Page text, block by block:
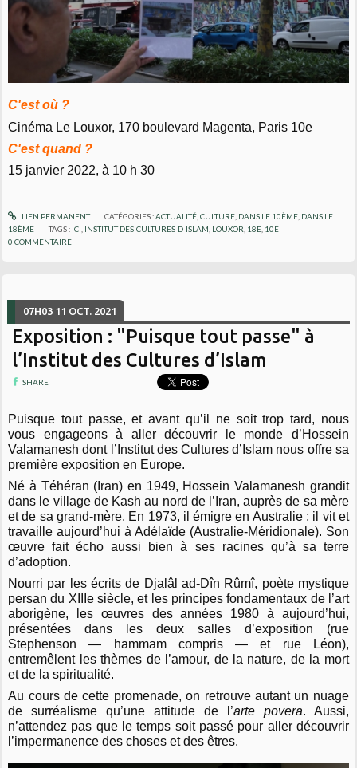
C'est où ?
Cinéma Le Louxor, 170 boulevard Magenta, Paris 10e
C'est quand ?
15 janvier 2022, à 10 h 30
LIEN PERMANENT CATÉGORIES :ACTUALITÉ,CULTURE, DANS LE 10ÈME, DANS LE
18ÈME
TAGS : ICI, INSTITUT-DES-CULTURES-D-ISLAM, LOUXOR, 18E, 10E
0 COMMENTAIRE
07H03 11 OCT. 2021
Exposition : "Puisque tout passe" à
l’Institut des Cultures d’Islam
SHARE
Puisque tout passe, et avant qu’il ne soit trop tard, nous
vous engageons à aller découvrir le monde d’Hossein
Valamanesh dont l’ Institut des Cultures d’Islam nous offre sa
premièreexposition en Europe.
Né à Téhéran (Iran) en 1949, Hossein Valamanesh grandit
dans le village de Kash au nord de l’Iran, auprès de sa mère
et de sa grand-mère. En 1973, il émigre en Australie ; il vit et
travaille aujourd’hui à Adélaïde (Australie-Méridionale). Son
œuvre fait écho aussi bien à ses racines qu’à sa terre
d’adoption.
Nourri par les écrits de Djalâl ad-Dîn Rûmî, poète mystique
persan du XIIIe siècle, et les principes fondamentaux de l’art
aborigène, les œuvres des années 1980 à aujourd’hui,
présentées dans les deux salles d’exposition (rue
Stephenson — hammam compris — et rue
Léon),
entremêlent les thèmes de l’amour, de la nature, de la mort
et de la spiritualité.
Au cours de cette promenade, on retrouve autant un nuage
de surréalisme qu’une attitude de
l’arte povera. Aussi,
n’attendez pas que le temps soit passé pour aller découvrir
l’impermanence des choses et des êtres.